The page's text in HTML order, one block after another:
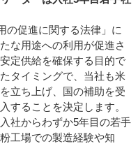
の促進に関する法律」に
な用途への利用が促進さ
定供給を確保する目的で
タイミングで、当社も米
立ち上げ、国の補助を受
することを決定します。
社からわずか5年目の若手
工場での製造経験や知